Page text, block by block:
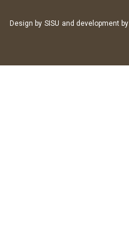
Design by SISU and development by